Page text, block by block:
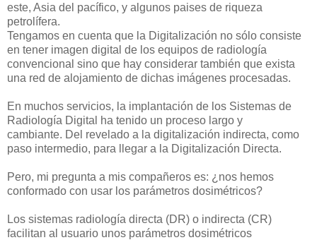
este, Asia del pacífico, y algunos paises de riqueza
petrolífera.
Tengamos en cuenta que la Digitalización no sólo consiste
en tener imagen digital de los equipos de radiología
convencional sino que hay considerar también que exista
una red de alojamiento de dichas imágenes procesadas.
En muchos servicios, la implantación de los Sistemas de
Radiología Digital ha tenido un proceso largo y
cambiante. Del revelado a la digitalización indirecta, como
paso intermedio, para llegar a la Digitalización Directa.
Pero, mi pregunta a mis compañeros es: ¿nos hemos
conformado con usar los parámetros dosimétricos?
Los sistemas radiología directa (DR) o indirecta (CR)
facilitan al usuario unos parámetros dosimétricos